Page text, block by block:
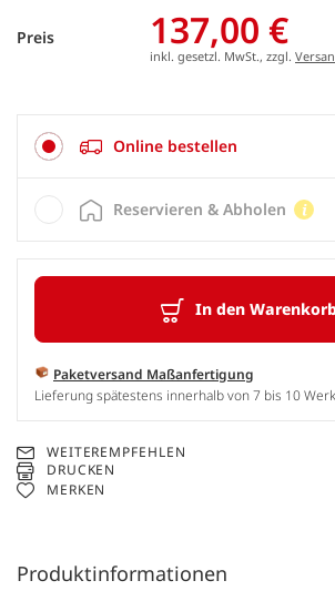
Preis 137,00 €
inkl. gesetzl. MwSt., zzgl.
Online bestellen
In den
Paketversand Maßanfertigung
Lieferung spätestens innerhalb von 7 bis 10
Reservieren & Abholen
WEITEREMPFEHLEN
DRUCKEN
MERKEN
Produktinformationen